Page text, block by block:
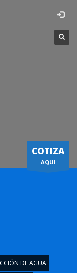
COTIZA
AQUI
DE AGUA